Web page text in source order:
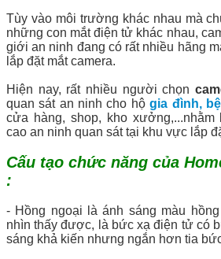
Tùy vào môi trường khác nhau mà
những con mắt điện tử khác nhau,
giới an ninh đang có rất nhiều hãng
lắp đặt mắt camera.
Hiện nay, rất nhiều người chọn
quan sát an ninh cho hộgia đình,
cửa hàng, shop, kho
cao an ninh quan sát tại khu vực lắp
Cấu tạo chức năng của
:
- Hồng ngoại là ánh sáng màu
nhìn thấy được, là bức xạ điện tử có
sáng khả kiến nhưng ngắn hơn tia